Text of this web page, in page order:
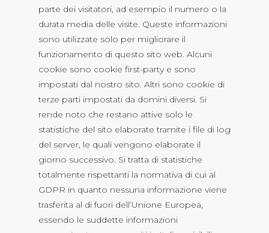
parte dei visitatori, ad esempio il numero o la
durata media delle visite. Queste informazioni
sono utilizzate solo per migliorare il
funzionamento di questo sito web. Alcuni
cookie sono cookie first-party e sono
impostati dal nostro sito. Altri sono cookie di
terze parti impostati da domini diversi. Si
rende noto che restano attive solo le
statistiche del sito elaborate tramite i file di log
del server, le quali vengono elaborate il
giorno successivo. Si tratta di statistiche
totalmente rispettanti la normativa di cui al
GDPR in quanto nessuna informazione viene
trasferita al di fuori dell’Unione Europea,
essendo le suddette informazioni